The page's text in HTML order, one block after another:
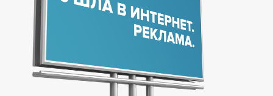
ОТПРАВИТЬ ЗАЯВКУ
Все условия акций уточняйте у менеджера
БОНУС ДЛЯ ВАС:
МОБИЛЬНАЯ ВЕРСИЯ